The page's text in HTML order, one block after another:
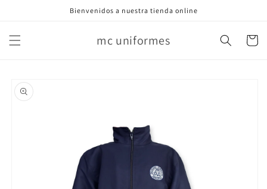
Bienvenidos a nuestra tienda online
mc uniformes Carrito
a la
información